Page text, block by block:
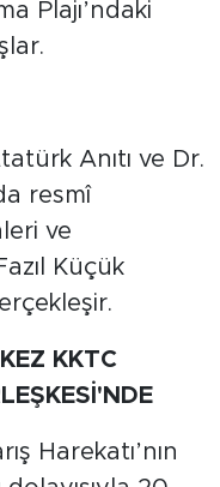
Plajı’ndaki
Anıtı ve Dr.
resmî
ve
Küçük
KKTC
Harekatı’nın